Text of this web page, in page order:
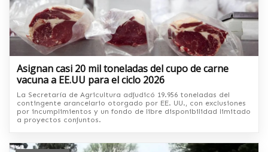
Asignan casi 20 mil toneladas del cupo de carne
vacuna a EE.UU para el ciclo 2026
La Secretaría de Agricultura adjudicó 19.956 toneladas del
contingente arancelario otorgado por EE. UU., con exclusiones
por incumplimientos y un fondo de libre disponibilidad limitado
a proyectos conjuntos.